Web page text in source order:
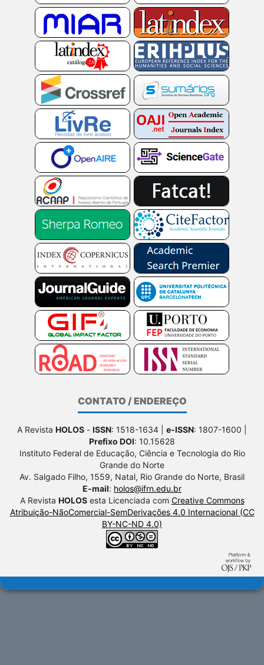
CONTATO / ENDEREÇO
A Revista HOLOS - ISSN: 1518-1634 | e-ISSN: 1807-1600 |
Prefixo DOI: 10.15628
Instituto Federal de Educação, Ciência e Tecnologia do Rio
Grande do Norte
Av. Salgado Filho, 1559, Natal, Rio Grande do Norte, Brasil
E-mail: holos@ifrn.edu.br
A Revista HOLOSesta Licenciada com Creative Commons
Atribuição-NãoComercial-SemDerivações 4.0 Internacional (CC
BY-NC-ND 4.0)